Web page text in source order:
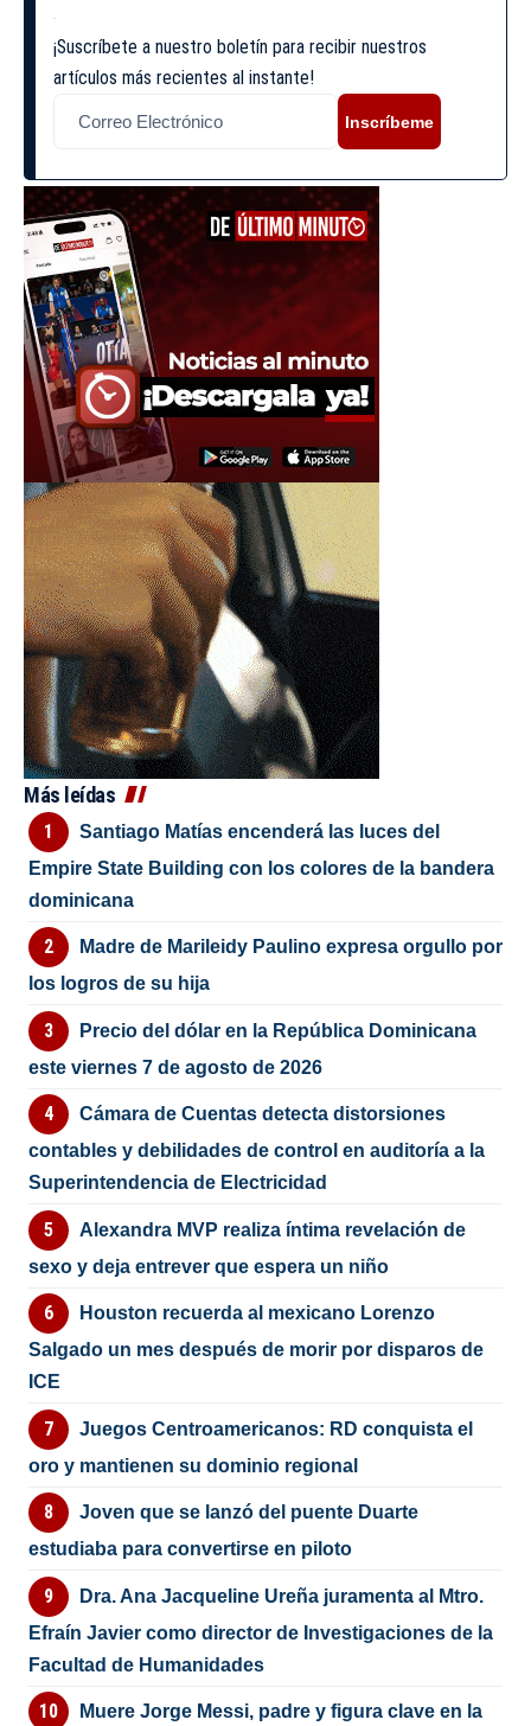
¡Suscríbete a nuestro boletín para recibir nuestros
artículos más recientes al instante!
Inscríbeme
Más leídas
Santiago Matías encenderá las luces del
Empire State Building con los colores de la bandera
dominicana
Madre de Marileidy Paulino expresa orgullo por
los logros de su hija
Precio del dólar en la República Dominicana
este viernes 7 de agosto de 2026
Cámara de Cuentas detecta distorsiones
contables y debilidades de control en auditoría a la
Superintendencia de Electricidad
Alexandra MVP realiza íntima revelación de
sexo y deja entrever que espera un niño
Houston recuerda al mexicano Lorenzo
Salgado un mes después de morir por disparos de
ICE
Juegos Centroamericanos: RD conquista el
oro y mantienen su dominio regional
Joven que se lanzó del puente Duarte
estudiaba para convertirse en piloto
Dra. Ana Jacqueline Ureña juramenta al Mtro.
Efraín Javier como director de Investigaciones de la
Facultad de Humanidades
Muere Jorge Messi, padre y figura clave en la